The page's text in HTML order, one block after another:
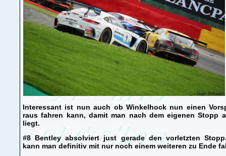
Interessant ist nun auch ob Winkelhock nun einen
raus fahren kann, damit man nach dem eigenen Stopp
liegt.
#8 Bentley absolviert just gerade den vorletzten
kann man definitiv mit nur noch einem weiteren zu Ende